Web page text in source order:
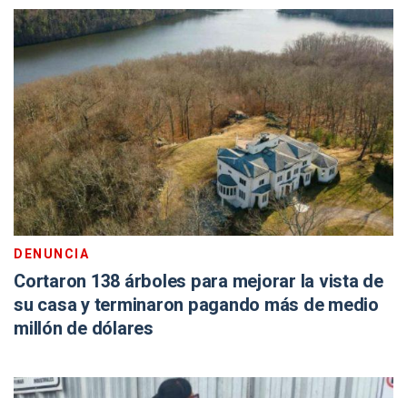
DENUNCIA
Cortaron 138 árboles para mejorar la vista de
su casa y terminaron pagando más de medio
millón de dólares